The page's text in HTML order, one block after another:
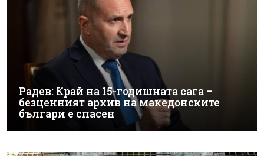
Радев: Край на 15-годишната сага –
безценният архив на македонските
българи е спасен